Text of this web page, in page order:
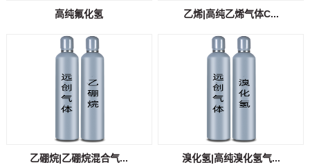
高纯氟化氢 乙烯|高纯乙烯气体C...
乙硼烷|乙硼烷混合气... 溴化氢|高纯溴化氢气...